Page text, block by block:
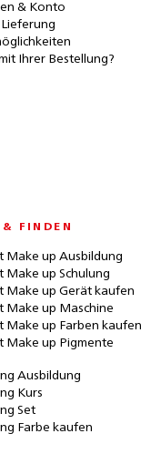
& Konto
Ihrer Bestellung?
& FINDEN
Make up Ausbildung
Make up Schulung
Make up Gerät kaufen
Make up Maschine
Make up Farben kaufen
Make up Pigmente
Ausbildung
Kurs
Set
Farbe kaufen